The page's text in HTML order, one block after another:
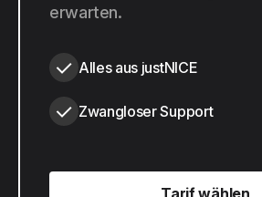
erwarten.
Alles aus justNICE
Zwangloser Support
Tarif wählen